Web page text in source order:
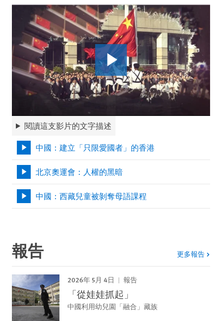
閱讀這支影片的文字描述
中國：建立「只限愛國者」的香港
北京奧運會：人權的黑暗
中國：西藏兒童被剝奪母語課程
報告 更多報告
2026年 5月 4日 報告
「從娃娃抓起」
中國利用幼兒園「融合」藏族